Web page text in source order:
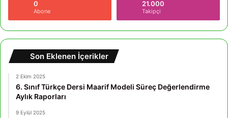
0
Abone
21.000
Takipçi
Son Eklenen İçerikler
2 Ekim 2025
6. Sınıf Türkçe Dersi Maarif Modeli Süreç Değerlendirme
Aylık Raporları
9 Eylül 2025